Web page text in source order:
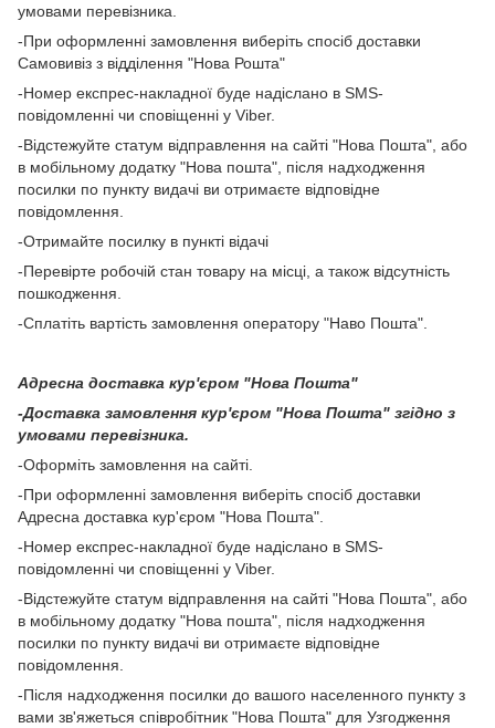
умовами перевізника.
-При оформленні замовлення виберіть спосіб доставки
Самовивіз з відділення "Нова Рошта"
-Номер експрес-накладної буде надіслано в SMS-
повідомленні чи сповіщенні у Viber.
-Відстежуйте статум відправлення на сайті "Нова Пошта", або
в мобільному додатку "Нова пошта", після надходження
посилки по пункту видачі ви отримаєте відповідне
повідомлення.
-Отримайте посилку в пункті відачі
-Перевірте робочій стан товару на місці, а також відсутність
пошкодження.
-Сплатіть вартість замовлення оператору "Наво Пошта".
Адресна доставка кур'єром "Нова Пошта"
-Доставка замовлення кур'єром "Нова Пошта" згідно з
умовами перевізника.
-Оформіть замовлення на сайті.
-При оформленні замовлення виберіть спосіб доставки
Адресна доставка кур'єром "Нова Пошта".
-Номер експрес-накладної буде надіслано в SMS-
повідомленні чи сповіщенні у Viber.
-Відстежуйте статум відправлення на сайті "Нова Пошта", або
в мобільному додатку "Нова пошта", після надходження
посилки по пункту видачі ви отримаєте відповідне
повідомлення.
-Після надходження посилки до вашого населенного пункту з
вами зв'яжеться співробітник "Нова Пошта" для Узгодження